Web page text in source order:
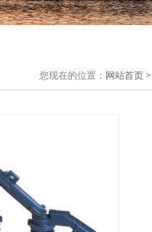
您现在的位置： 网站首页 >